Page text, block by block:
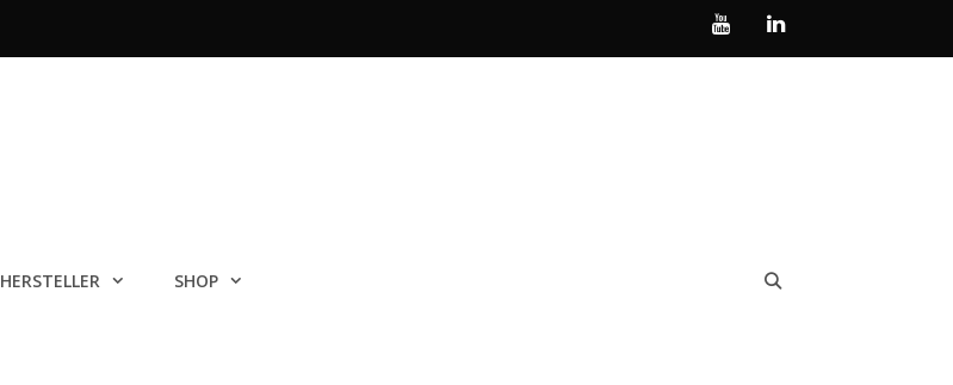
HERSTELLER SHOP